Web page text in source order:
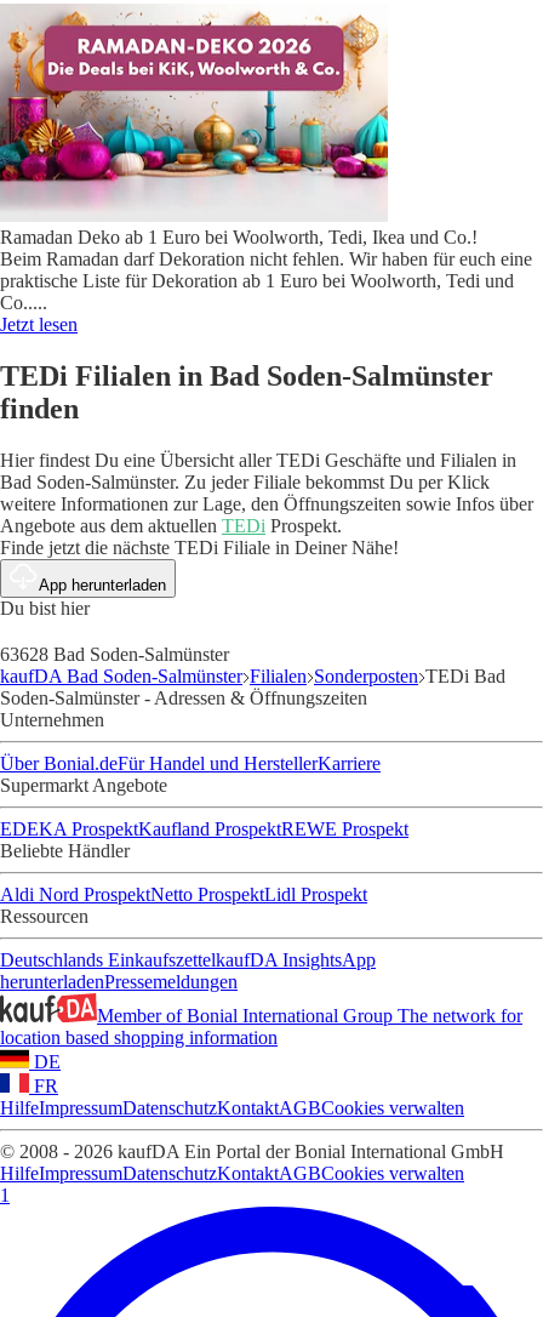
Ramadan Deko ab 1 Euro bei Woolworth, Tedi, Ikea und Co.!
Beim Ramadan darf Dekoration nicht fehlen. Wir haben für euch eine
praktische Liste für Dekoration ab 1 Euro bei Woolworth, Tedi und
Co.....
Jetzt lesen
TEDi Filialen in Bad Soden-Salmünster
finden
Hier findest Du eine Übersicht aller TEDi Geschäfte und Filialen in
Bad Soden-Salmünster. Zu jeder Filiale bekommst Du per Klick
weitere Informationen zur Lage, den Öffnungszeiten sowie Infos über
Angebote aus dem aktuellen TEDi Prospekt.
Finde jetzt die nächste TEDi Filiale in Deiner Nähe!
App herunterladen
Du bist hier
63628 Bad Soden-Salmünster
kaufDA Bad Soden-Salmünster Filialen Sonderposten TEDi Bad
Soden-Salmünster - Adressen & Öffnungszeiten
Unternehmen
Über Bonial.deFür Handel und HerstellerKarriere
Supermarkt Angebote
EDEKA ProspektKaufland ProspektREWE Prospekt
Beliebte Händler
Aldi Nord ProspektNetto ProspektLidl Prospekt
Ressourcen
Deutschlands EinkaufszettelkaufDA InsightsApp
herunterladenPressemeldungen
Member of Bonial International Group The network for
location based shopping information
DE
FR
HilfeImpressumDatenschutzKontaktAGBCookies verwalten
© 2008 - 2026 kaufDA Ein Portal der Bonial International GmbH
HilfeImpressumDatenschutzKontaktAGBCookies verwalten
1